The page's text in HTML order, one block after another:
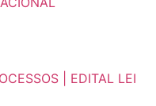
| EDITAL LEI